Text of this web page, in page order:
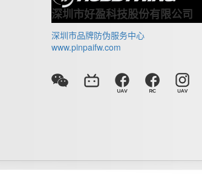
深圳市好盈科技股份有限公司
深圳市品牌防伪服务中心
www.pinpaifw.com